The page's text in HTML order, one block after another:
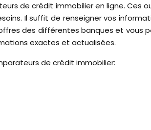
de crédit immobilier en ligne.
Il suffit de renseigner vos
des différentes banques et vous
exactes et actualisées.
de crédit immobilier: